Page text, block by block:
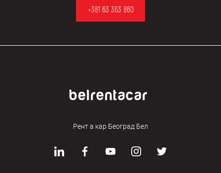
+381 63 363 860
Рент а кар Београд Бел